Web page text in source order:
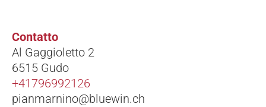
Contatto
Al Gaggioletto 2
6515 Gudo
+41796992126
pianmarnino@bluewin.ch